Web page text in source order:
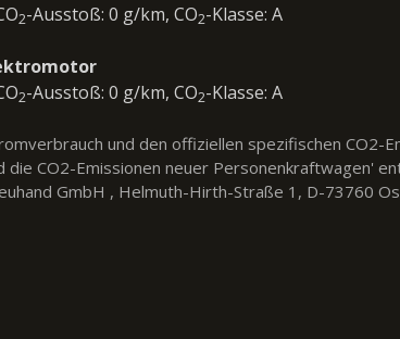
2-Ausstoß: 0 g/km, CO2-Klasse: A
2-Ausstoß: 0 g/km, CO2-Klasse: A
und den offiziellen spezifischen CO2-
CO2-Emissionen neuer Personenkraftwagen'
GmbH , Helmuth-Hirth-Straße 1, D-73760